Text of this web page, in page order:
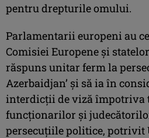
pentru drepturile omului.
Parlamentarii europeni au
Comisiei Europene şi
răspuns unitar ferm la
Azerbaidjan’ şi să ia în
interdicţii de viză
funcţionarilor şi
persecuţiile politice, potrivit